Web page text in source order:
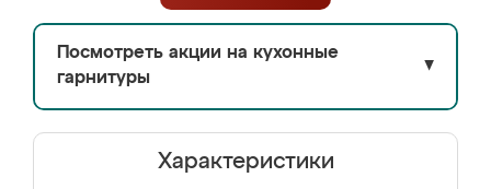
Посмотреть акции на кухонные
гарнитуры
▼
Характеристики